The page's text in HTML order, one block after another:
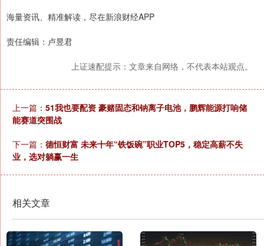
海量资讯、精准解读，尽在新浪财经APP
责任编辑：卢昱君
上证速配提示：文章来自网络，不代表本站观点。
上一篇： 51我也要配资 豪赌固态和钠离子电池，鹏辉能源打响储
能赛道突围战
下一篇： 德恒财富 未来十年“铁饭碗”职业TOP5，稳定高薪不失
业，选对躺赢一生
相关文章